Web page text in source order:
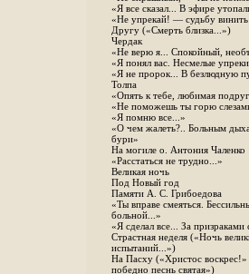
«Я все сказал... В эфире
«Не упрекай! — судьбу винить
Другу («Смерть близка...»)
Чердак
«Не верю я... Спокойный,
«Я понял вас. Несмелые
«Я не пророк... В безлюдную
Толпа
«Опять к тебе, любимая
«Не поможешь ты горю
«Я помню все...»
«О чем жалеть?.. Больным
бури»
На могиле о. Антония Чаленко
«Расстаться не трудно...»
Великая ночь
Под Новый год
Памяти А. С. Грибоедова
«Ты вправе смеяться.
больной...»
«Я сделал все... За призраками
Страстная неделя («Ночь
испытаний...»)
На Пасху («Христос
победно песнь святая»)